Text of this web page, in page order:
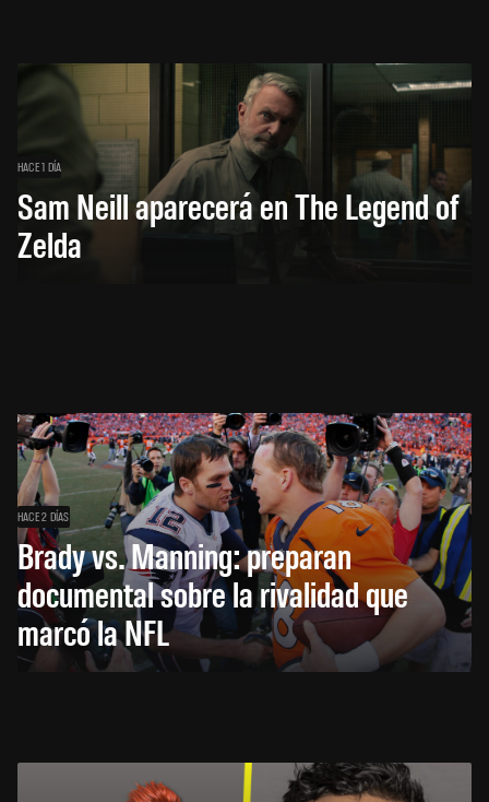
HACE 1 DÍA
Sam Neill aparecerá en The Legend of
Zelda
HACE 2 DÍAS
Brady vs. Manning: preparan
documental sobre la rivalidad que
marcó la NFL